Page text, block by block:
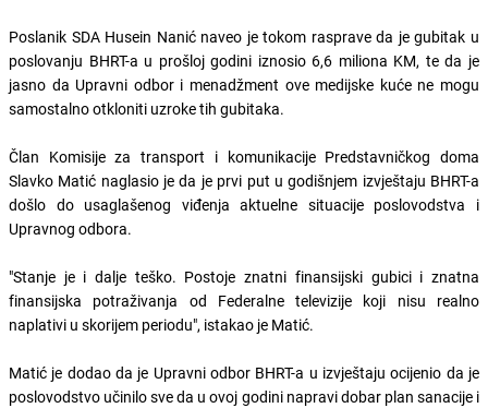
Poslanik SDA Husein Nanić naveo je tokom rasprave da je gubitak u
poslovanju BHRT-a u prošloj godini iznosio 6,6 miliona KM, te da je
jasno da Upravni odbor i menadžment ove medijske kuće ne mogu
samostalno otkloniti uzroke tih gubitaka.
Član Komisije za transport i komunikacije Predstavničkog doma
Slavko Matić naglasio je da je prvi put u godišnjem izvještaju BHRT-a
došlo do usaglašenog viđenja aktuelne situacije poslovodstva i
Upravnog odbora.
"Stanje je i dalje teško. Postoje znatni finansijski gubici i znatna
finansijska potraživanja od Federalne televizije koji nisu realno
naplativi u skorijem periodu", istakao je Matić.
Matić je dodao da je Upravni odbor BHRT-a u izvještaju ocijenio da je
poslovodstvo učinilo sve da u ovoj godini napravi dobar plan sanacije i